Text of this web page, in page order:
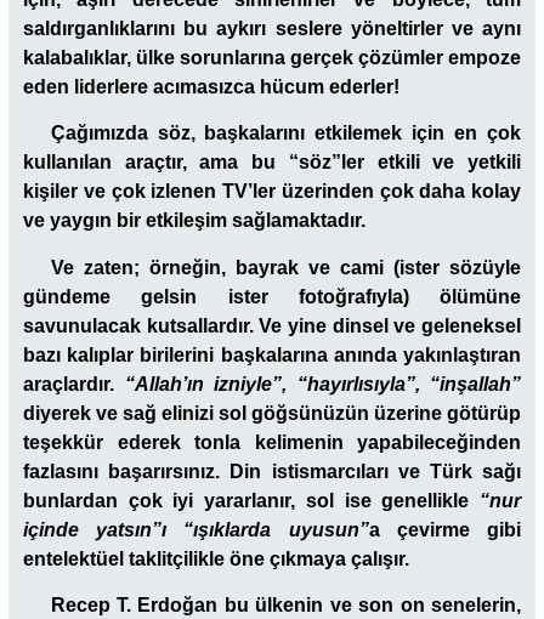
saldırganlıklarını bu aykırı seslere yöneltirler ve aynı
kalabalıklar, ülke sorunlarına gerçek çözümler empoze
eden liderlere acımasızca hücum ederler!
Çağımızda söz, başkalarını etkilemek için en çok
kullanılan araçtır, ama bu “söz”ler etkili ve yetkili
kişiler ve çok izlenen TV’ler üzerinden çok daha kolay
ve yaygın bir etkileşim sağlamaktadır.
Ve zaten; örneğin, bayrak ve cami (ister sözüyle
gündeme gelsin ister fotoğrafıyla) ölümüne
savunulacak kutsallardır. Ve yine dinsel ve geleneksel
bazı kalıplar birilerini başkalarına anında yakınlaştıran
araçlardır. “Allah’ın izniyle”, “hayırlısıyla”, “inşallah”
diyerek ve sağ elinizi sol göğsünüzün üzerine götürüp
teşekkür ederek tonla kelimenin yapabileceğinden
fazlasını başarırsınız. Din istismarcıları ve Türk sağı
bunlardan çok iyi yararlanır, sol ise genellikle “nur
içinde yatsın”ı “ışıklarda uyusun”a çevirme gibi
entelektüel taklitçilikle öne çıkmaya çalışır.
Recep T. Erdoğan bu ülkenin ve son on senelerin,